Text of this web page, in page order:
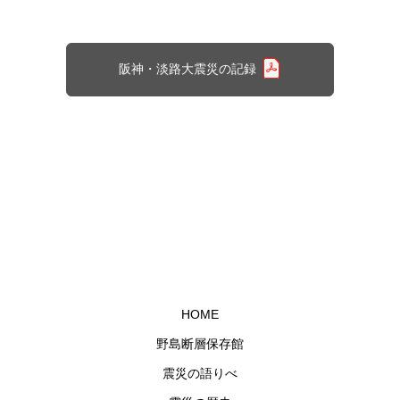
阪神・淡路大震災の記録
HOME
野島断層保存館
震災の語りべ